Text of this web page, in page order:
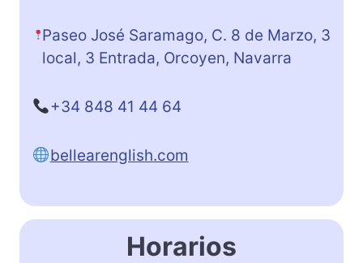
Paseo José Saramago, C. 8 de Marzo, 3
local, 3 Entrada, Orcoyen, Navarra
+34 848 41 44 64
bellearenglish.com
Horarios